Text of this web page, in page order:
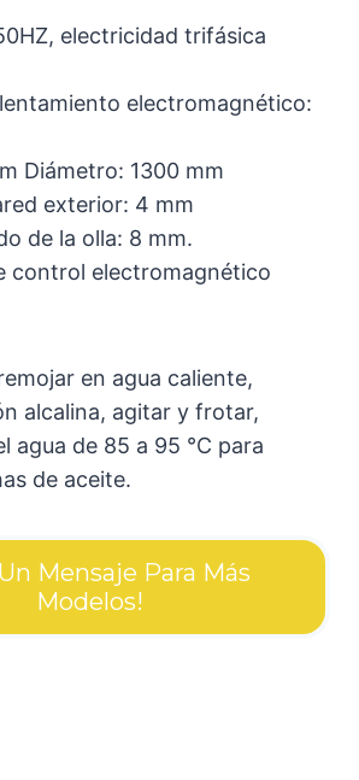
electricidad trifásica
electromagnético:
Diámetro: 1300 mm
exterior: 4 mm
de la olla: 8 mm.
control electromagnético
en agua caliente,
alcalina, agitar y frotar,
agua de 85 a 95 ℃ para
de aceite.
Mensaje Para Más
Modelos!